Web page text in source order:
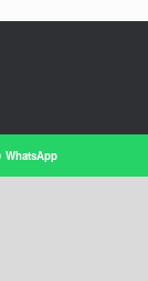
WhatsApp